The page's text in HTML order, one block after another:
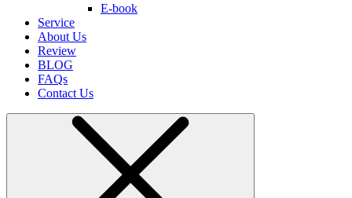
E-book
Service
About Us
Review
BLOG
FAQs
Contact Us